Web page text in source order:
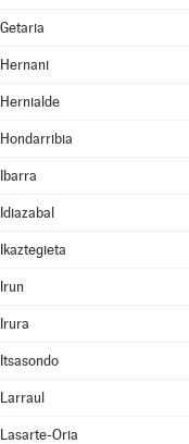
Getaria
Hernani
Hernialde
Hondarribia
Ibarra
Idiazabal
Ikaztegieta
Irun
Irura
Itsasondo
Larraul
Lasarte-Oria